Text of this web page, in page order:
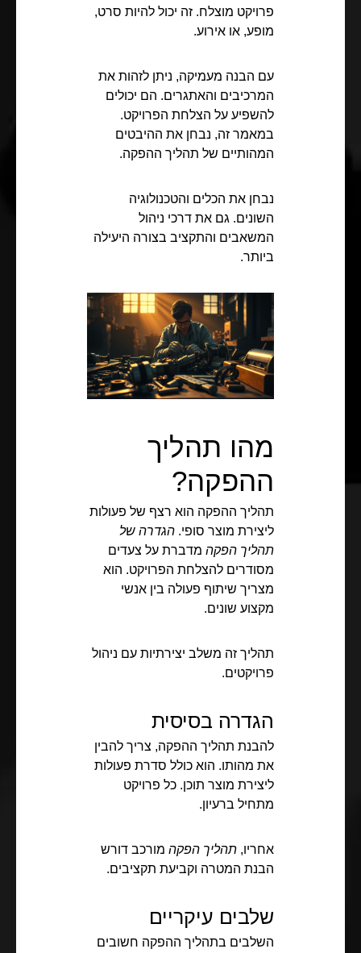
פרויקט מוצלח. זה יכול להיות סרט,
מופע, או אירוע.
עם הבנה מעמיקה, ניתן לזהות את
המרכיבים והאתגרים. הם יכולים
להשפיע על הצלחת הפרויקט.
במאמר זה, נבחן את ההיבטים
המהותיים של תהליך ההפקה.
נבחן את הכלים והטכנולוגיה
השונים. גם את דרכי ניהול
המשאבים והתקציב בצורה היעילה
ביותר.
מהו תהליך
ההפקה?
תהליך ההפקה הוא רצף של פעולות
ליצירת מוצר סופי. הגדרה של
תהליך הפקה מדברת על צעדים
מסודרים להצלחת הפרויקט. הוא
מצריך שיתוף פעולה בין אנשי
מקצוע שונים.
תהליך זה משלב יצירתיות עם ניהול
פרויקטים.
הגדרה בסיסית
להבנת תהליך ההפקה, צריך להבין
את מהותו. הוא כולל סדרת פעולות
ליצירת מוצר תוכן. כל פרויקט
מתחיל ברעיון.
אחריו, תהליך הפקה מורכב דורש
הבנת המטרה וקביעת תקציבים.
שלבים עיקריים
השלבים בתהליך ההפקה חשובים